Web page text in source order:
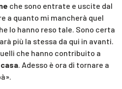
che sono entrate e uscite dal
a quanto mi mancherà quel
lo hanno reso tale. Sono certa
più la stessa da qui in avanti.
che hanno contribuito a
casa . Adesso è ora di tornare a